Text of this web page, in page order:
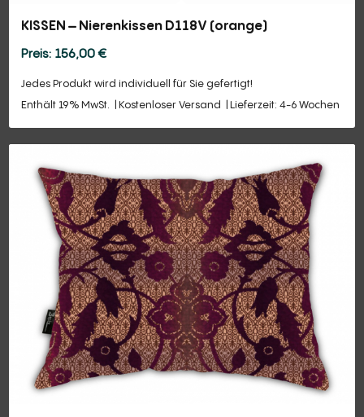
KISSEN – Nierenkissen D118V (orange)
156,00€
Jedes Produkt wird individuell für Sie gefertigt!
Enthält 19% MwSt.
Kostenloser Versand Lieferzeit: 4-6 Wochen